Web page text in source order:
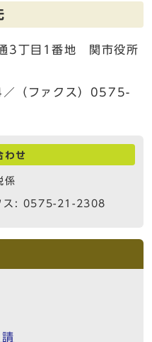
3丁目1番地 関市役所
（ファクス）0575-
わせ
係
ス: 0575-21-2308